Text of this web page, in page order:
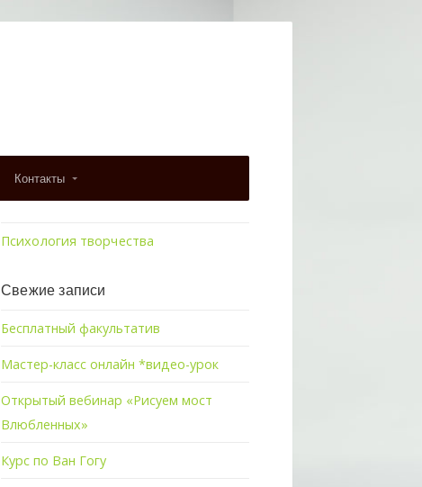
Контакты
Психология творчества
Свежие записи
Бесплатный факультатив
Мастер-класс онлайн *видео-урок
Открытый вебинар «Рисуем мост
Влюбленных»
Курс по Ван Гогу